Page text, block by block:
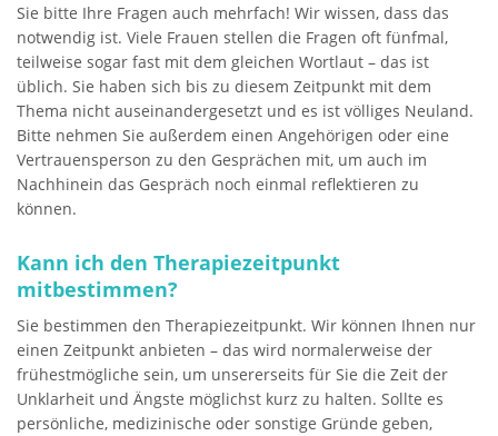
Sie bitte Ihre Fragen auch mehrfach! Wir wissen, dass das
notwendig ist. Viele Frauen stellen die Fragen oft fünfmal,
teilweise sogar fast mit dem gleichen Wortlaut – das ist
üblich. Sie haben sich bis zu diesem Zeitpunkt mit dem
Thema nicht auseinandergesetzt und es ist völliges Neuland.
Bitte nehmen Sie außerdem einen Angehörigen oder eine
Vertrauensperson zu den Gesprächen mit, um auch im
Nachhinein das Gespräch noch einmal reflektieren zu
können.
Kann ich den Therapiezeitpunkt
mitbestimmen?
Sie bestimmen den Therapiezeitpunkt. Wir können Ihnen nur
einen Zeitpunkt anbieten – das wird normalerweise der
frühestmögliche sein, um unsererseits für Sie die Zeit der
Unklarheit und Ängste möglichst kurz zu halten. Sollte es
persönliche, medizinische oder sonstige Gründe geben,